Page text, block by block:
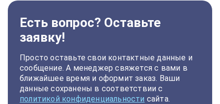
Есть вопрос? Оставьте
заявку!
Просто оставьте свои контактные данные и
сообщение. А менеджер свяжется с вами в
ближайшее время и оформит заказ. Ваши
данные сохранены в соответствии с
политикой конфиденциальности сайта.